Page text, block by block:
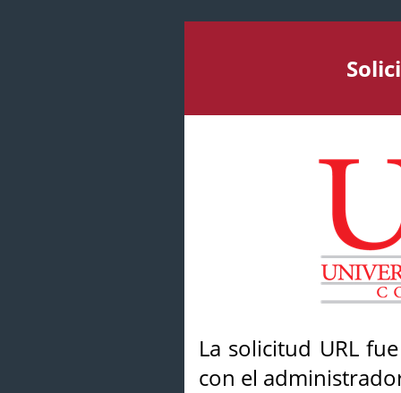
La solicitud URL
con el